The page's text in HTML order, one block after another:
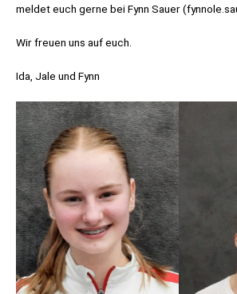
meldet euch gerne bei Fynn Sauer
Wir freuen uns auf euch.
Ida, Jale und Fynn